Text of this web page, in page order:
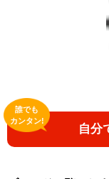
自分
誰でも
カンタン!